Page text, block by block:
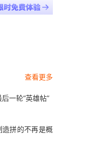
查看更多
一轮“英雄帖”
造拼的不再是概